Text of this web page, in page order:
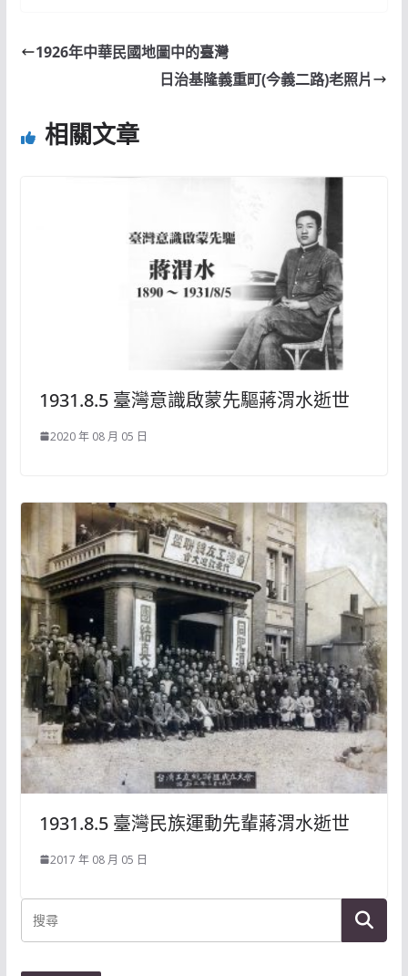
1926年中華民國地圖中的臺灣
日治基隆義重町(今義二路)老照片
相關文章
1931.8.5 臺灣意識啟蒙先驅蔣渭水逝世
2020 年 08 月 05 日
1931.8.5 臺灣民族運動先輩蔣渭水逝世
2017 年 08 月 05 日